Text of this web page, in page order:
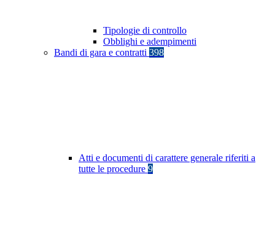
Tipologie di controllo
Obblighi e adempimenti
Bandi di gara e contratti 398
Atti e documenti di carattere generale riferiti a
tutte le procedure 9